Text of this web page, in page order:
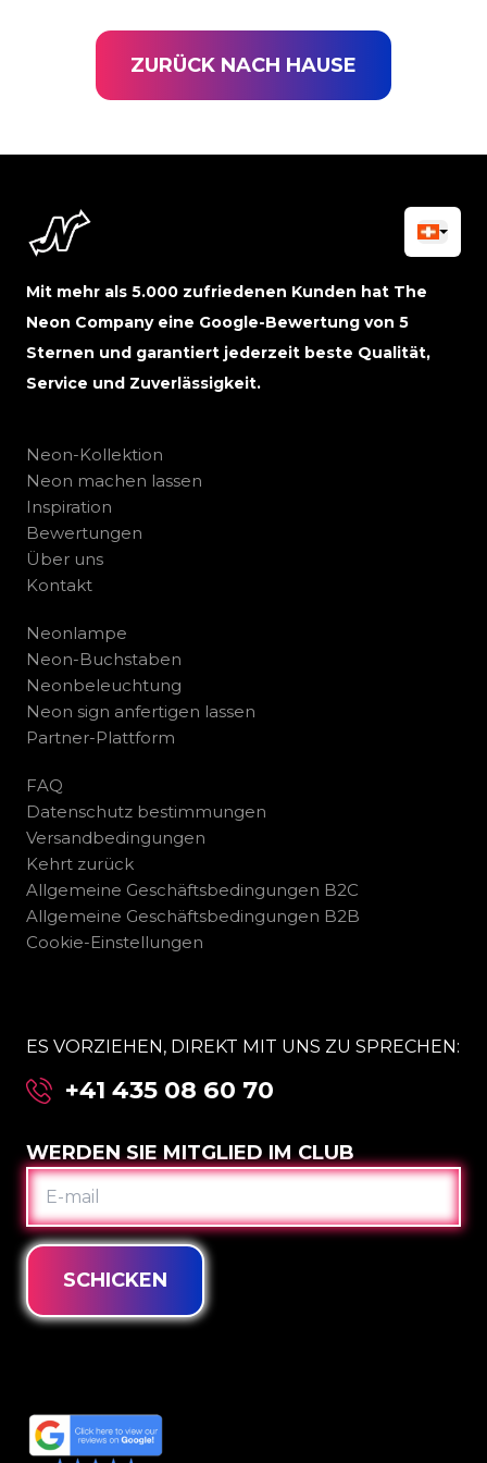
ZURÜCK NACH HAUSE
Mit mehr als 5.000 zufriedenen Kunden hat The
Neon Company eine Google-Bewertung von 5
Sternen und garantiert jederzeit beste Qualität,
Service und Zuverlässigkeit.
Neon-Kollektion
Neon machen lassen
Inspiration
Bewertungen
Über uns
Kontakt
Neonlampe
Neon-Buchstaben
Neonbeleuchtung
Neon sign anfertigen lassen
Partner-Plattform
FAQ
Datenschutz bestimmungen
Versandbedingungen
Kehrt zurück
Allgemeine Geschäftsbedingungen B2C
Allgemeine Geschäftsbedingungen B2B
Cookie-Einstellungen
ES VORZIEHEN, DIREKT MIT UNS ZU SPRECHEN:
+41 435 08 60 70
WERDEN SIE MITGLIED IM CLUB
E-
MAIL
SCHICKEN